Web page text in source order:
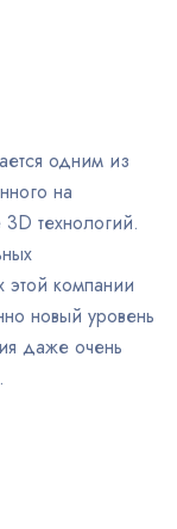
одним из
на
технологий.
этой компании
новый уровень
даже очень